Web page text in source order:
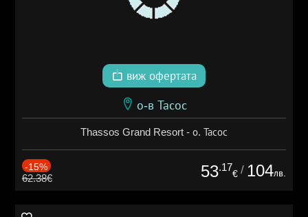
виж офертата
о-в Тасос
Thassos Grand Resort - о. Тасос
-15%
62.38€ 53.17
€ / 104лв.